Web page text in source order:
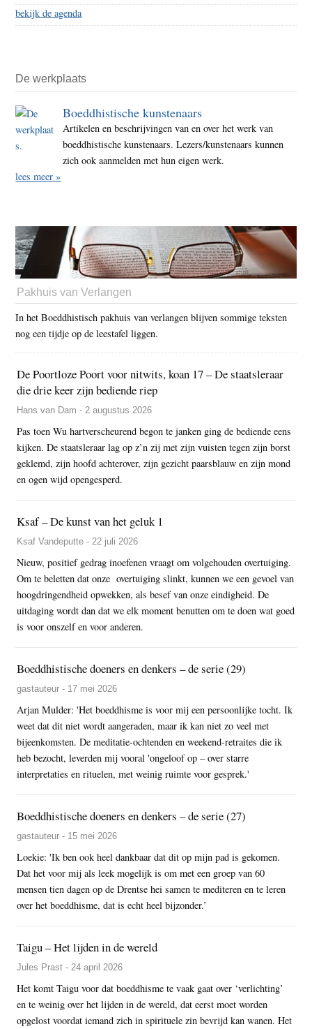
bekijk de agenda
De werkplaats
Boeddhistische kunstenaars
Artikelen en beschrijvingen van en over het werk van
boeddhistische kunstenaars. Lezers/kunstenaars kunnen
zich ook aanmelden met hun eigen werk.
lees meer »
Pakhuis van Verlangen
In het Boeddhistisch pakhuis van verlangen blijven sommige teksten
nog een tijdje op de leestafel liggen.
De Poortloze Poort voor nitwits, koan 17 – De staatsleraar
die drie keer zijn bediende riep
Hans van Dam - 2 augustus 2026
Pas toen Wu hartverscheurend begon te janken ging de bediende eens
kijken. De staatsleraar lag op z’n zij met zijn vuisten tegen zijn borst
geklemd, zijn hoofd achterover, zijn gezicht paarsblauw en zijn mond
en ogen wijd opengesperd.
Ksaf – De kunst van het geluk 1
Ksaf Vandeputte - 22 juli 2026
Nieuw, positief gedrag inoefenen vraagt om volgehouden overtuiging.
Om te beletten dat onze overtuiging slinkt, kunnen we een gevoel van
hoogdringendheid opwekken, als besef van onze eindigheid. De
uitdaging wordt dan dat we elk moment benutten om te doen wat goed
is voor onszelf en voor anderen.
Boeddhistische doeners en denkers – de serie (29)
gastauteur - 17 mei 2026
Arjan Mulder: 'Het boeddhisme is voor mij een persoonlijke tocht. Ik
weet dat dit niet wordt aangeraden, maar ik kan niet zo veel met
bijeenkomsten. De meditatie-ochtenden en weekend-retraites die ik
heb bezocht, leverden mij vooral 'ongeloof op – over starre
interpretaties en rituelen, met weinig ruimte voor gesprek.'
Boeddhistische doeners en denkers – de serie (27)
gastauteur - 15 mei 2026
Loekie: 'Ik ben ook heel dankbaar dat dit op mijn pad is gekomen.
Dat het voor mij als leek mogelijk is om met een groep van 60
mensen tien dagen op de Drentse hei samen te mediteren en te leren
over het boeddhisme, dat is echt heel bijzonder.’
Taigu – Het lijden in de wereld
Jules Prast - 24 april 2026
Het komt Taigu voor dat boeddhisme te vaak gaat over ‘verlichting’
en te weinig over het lijden in de wereld, dat eerst moet worden
opgelost voordat iemand zich in spirituele zin bevrijd kan wanen. Het